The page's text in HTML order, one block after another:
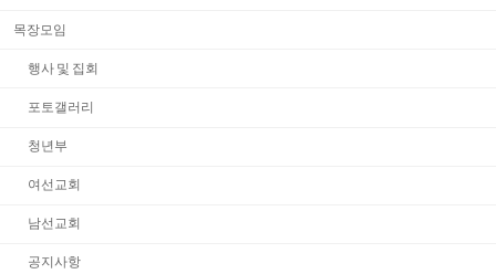
목장모임
행사 및 집회
포토갤러리
청년부
여선교회
남선교회
공지사항